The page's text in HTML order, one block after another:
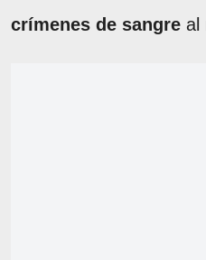
crímenes de sangre al